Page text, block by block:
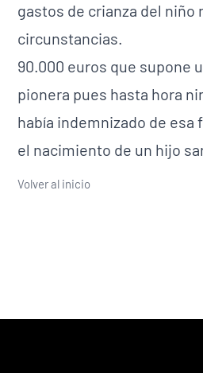
gastos de crianza del niño
circunstancias.
90.000 euros que supone
pionera pues hasta hora
había indemnizado de esa
el nacimiento de un hijo
Volver al inicio